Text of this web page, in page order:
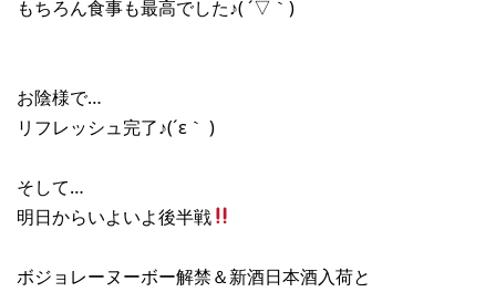
もちろん食事も最高でした♪( ´▽｀)
お陰様で…
リフレッシュ完了♪(´ε｀ )
そして…
明日からいよいよ後半戦
ボジョレーヌーボー解禁＆新酒日本酒入荷と